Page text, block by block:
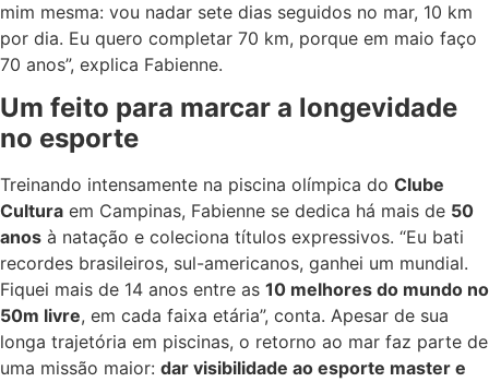
mim mesma: vou nadar sete dias seguidos no mar, 10 km
por dia. Eu quero completar 70 km, porque em maio faço
70 anos”, explica Fabienne.
Um feito para marcar a longevidade
no esporte
Treinando intensamente na piscina olímpica do Clube
Cultura em Campinas, Fabienne se dedica há mais de 50
anos à natação e coleciona títulos expressivos. “Eu bati
recordes brasileiros, sul-americanos, ganhei um mundial.
Fiquei mais de 14 anos entre as 10 melhores do mundo no
50m livre, em cada faixa etária”, conta. Apesar de sua
longa trajetória em piscinas, o retorno ao mar faz parte de
uma missão maior: dar visibilidade ao esporte master e